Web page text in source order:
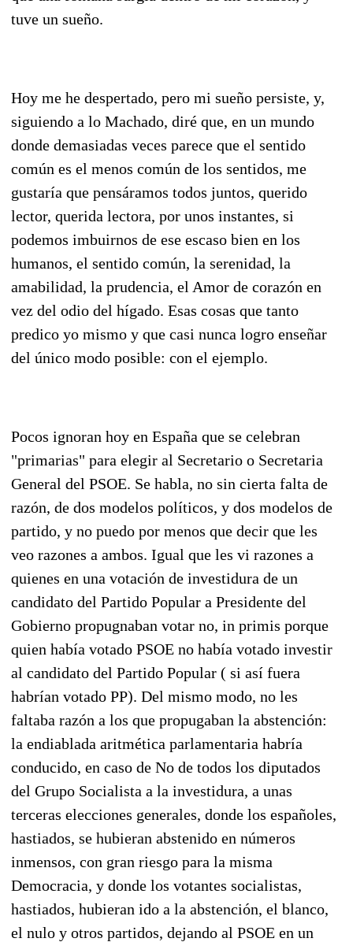
tuve un sueño.
Hoy me he despertado, pero mi sueño persiste, y,
siguiendo a lo Machado, diré que, en un mundo
donde demasiadas veces parece que el sentido
común es el menos común de los sentidos, me
gustaría que pensáramos todos juntos, querido
lector, querida lectora, por unos instantes, si
podemos imbuirnos de ese escaso bien en los
humanos, el sentido común, la serenidad, la
amabilidad, la prudencia, el Amor de corazón en
vez del odio del hígado. Esas cosas que tanto
predico yo mismo y que casi nunca logro enseñar
del único modo posible: con el ejemplo.
Pocos ignoran hoy en España que se celebran
"primarias" para elegir al Secretario o Secretaria
General del PSOE. Se habla, no sin cierta falta de
razón, de dos modelos políticos, y dos modelos de
partido, y no puedo por menos que decir que les
veo razones a ambos. Igual que les vi razones a
quienes en una votación de investidura de un
candidato del Partido Popular a Presidente del
Gobierno propugnaban votar no, in primis porque
quien había votado PSOE no había votado investir
al candidato del Partido Popular ( si así fuera
habrían votado PP). Del mismo modo, no les
faltaba razón a los que propugaban la abstención:
la endiablada aritmética parlamentaria habría
conducido, en caso de No de todos los diputados
del Grupo Socialista a la investidura, a unas
terceras elecciones generales, donde los españoles,
hastiados, se hubieran abstenido en números
inmensos, con gran riesgo para la misma
Democracia, y donde los votantes socialistas,
hastiados, hubieran ido a la abstención, el blanco,
el nulo y otros partidos, dejando al PSOE en un